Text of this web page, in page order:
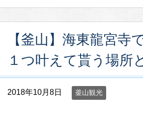
【釜山】海東龍宮寺
１つ叶えて貰う場所
2018年10月8日 釜山観光